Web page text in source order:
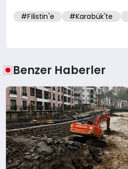
#Filistin'e #Karabük'te
Benzer Haberler